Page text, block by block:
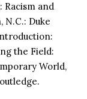
Racism and
Duke
the Field:
World,